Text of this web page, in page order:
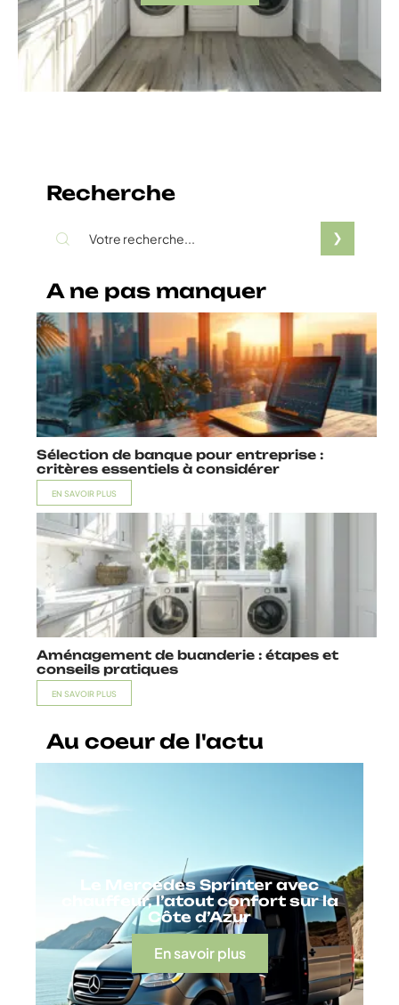
Recherche
A ne pas manquer
Sélection de banque pour entreprise :
critères essentiels à considérer
EN SAVOIR PLUS
Aménagement de buanderie : étapes et
conseils pratiques
EN SAVOIR PLUS
Au coeur de l'actu
Le Mercedes Sprinter avec
chauffeur, l’atout confort sur la
Côte d’Azur
En savoir plus